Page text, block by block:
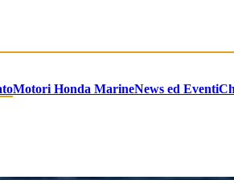
Motori Honda MarineNews ed Eventi